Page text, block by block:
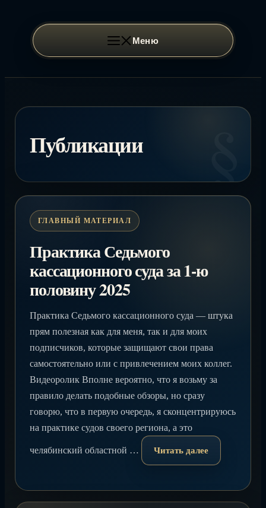
содержимому
Меню
Публикации
Практика Седьмого
кассационного суда за 1-ю
половину 2025
Практика Седьмого кассационного суда — штука
прям полезная как для меня, так и для моих
подписчиков, которые защищают свои права
самостоятельно или с привлечением моих коллег.
Видеоролик Вполне вероятно, что я возьму за
правило делать подобные обзоры, но сразу
говорю, что в первую очередь, я сконцентрируюсь
на практике судов своего региона, а это
челябинский областной … Читать далее